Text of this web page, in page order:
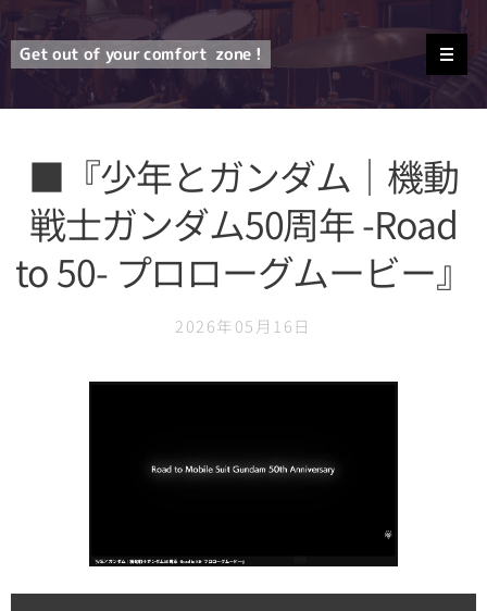
Get out of your comfort zone !
■『少年とガンダム｜機動
戦士ガンダム50周年 -Road
to 50- プロローグムービー』
2026年05月16日